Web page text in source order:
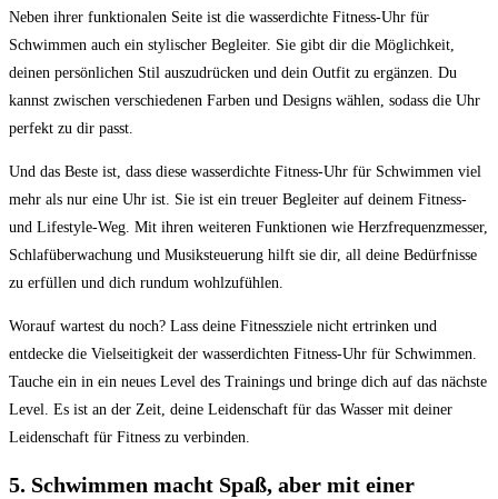
Neben ihrer funktionalen ⁣Seite ist die ‌wasserdichte Fitness-Uhr für
Schwimmen auch ein stylischer Begleiter. Sie gibt dir​ die Möglichkeit,
deinen persönlichen Stil‍ auszudrücken und dein Outfit zu​ ergänzen. Du
kannst zwischen verschiedenen Farben und ​Designs wählen, sodass⁢ die‌ Uhr
perfekt zu dir passt.
Und das Beste ist, dass diese‍ wasserdichte​ Fitness-Uhr für Schwimmen viel ​
mehr⁢ als ‌nur ‍eine ‍Uhr ist. Sie ist‍ ein treuer Begleiter auf deinem Fitness-
und Lifestyle-Weg. ‍Mit ihren weiteren Funktionen wie Herzfrequenzmesser,
Schlafüberwachung‌ und Musiksteuerung hilft sie ​dir,‌ all deine Bedürfnisse
zu erfüllen und dich‌ rundum wohlzufühlen.
Worauf wartest du noch? Lass deine Fitnessziele nicht ertrinken‌ und
‍entdecke die Vielseitigkeit der wasserdichten ⁢Fitness-Uhr ⁣für Schwimmen.
Tauche ein in​ ein neues ⁣Level des Trainings und bringe dich auf das nächste
Level. Es ist an der‌ Zeit, deine Leidenschaft für das Wasser‍ mit deiner
Leidenschaft für Fitness zu verbinden.
5. Schwimmen macht⁤ Spaß,​ aber mit einer